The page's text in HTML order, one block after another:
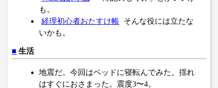
も。
経理初心者おたすけ帳
そんな役には立たな
いかも。
■ 生活
地震だ。今回はベッドに寝転んでみた。揺れ
はすぐにおさまった。震度3〜4。